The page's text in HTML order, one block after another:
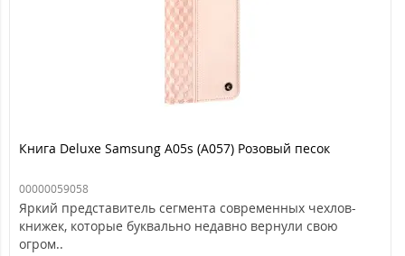
Книга Deluxe Samsung A05s (A057) Розовый песок
00000059058
Яркий представитель сегмента современных чехлов-
книжек, которые буквально недавно вернули свою
огром..